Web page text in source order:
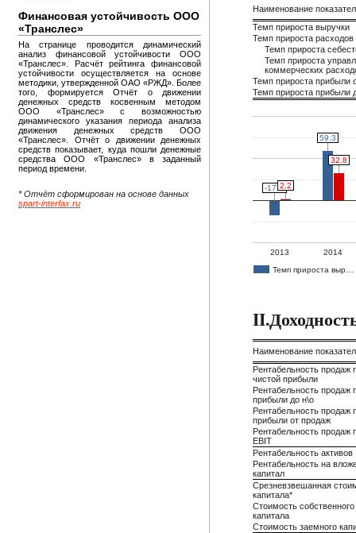
Финансовая устойчивость ООО
«Транслес»
На странице проводится динамический
анализ финансовой устойчивости ООО
«Транслес». Расчёт рейтинга финансовой
устойчивости осуществляется на основе
методики, утвержденной ОАО «РЖД». Более
того, формируется Отчёт о движении
денежных средств косвенным методом
ООО «Транслес» с возможностью
динамического указания периода анализа
движения денежных средств ООО
«Транслес». Отчёт о движении денежных
средств показывает, куда пошли денежные
средства ООО «Транслес» в заданный
период времени.
* Отчёт сформирован на основе данных
spart-interfax.ru
Наименование
Темп прироста выручки
Темп прироста расходов
Темп прироста
Темп прироста
коммерческих
Темп прироста прибыли
Темп прироста прибыли
Темп прироста выр…
2013 2014
-17.5
-17.5
59.3
59.3
2.2
2.2
32.8
32.8
Наименование
Рентабельность продаж
чистой прибыли
Рентабельность продаж
прибыли до н\о
Рентабельность продаж
прибыли от продаж
Рентабельность продаж
EBIT
Рентабельность активов
Рентабельность на
капитал
Срезневзвешанная
капитала*
Стоимость собственного
капитала
Стоимость заемного